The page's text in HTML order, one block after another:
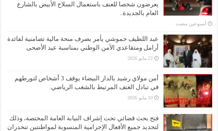
يعرضون شخصا للعنف باستعمال السلاح الأبيض بالشارع
العام بالجديدة..
‏أسبوعين مضت
عبد اللطيف حموشي يأمر بصرف منحة مالية تضامنية لفائدة
أرامل ومتقاعدي الأمن الوطني بمناسبة عيد الأضحى
22 مايو 2026
أمن مولاي رشيد بالدار البيضاء يوقف 3 أشخاص لتورطهم
في تبادل العنف المرتبط بالشغب الرياضي.
10 مايو 2026
فتح بحث قضائي تحت إشراف النيابة العامة المختصة، وذلك
لتحديد جميع الأفعال الإجرامية المنسوبة لمواطنتين تنحدران